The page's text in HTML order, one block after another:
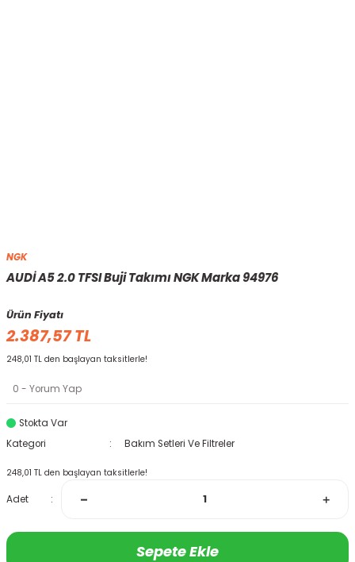
NGK
AUDİ A5 2.0 TFSI Buji Takımı NGK Marka 94976
Ürün Fiyatı
2.387,57 TL
248,01 TL den başlayan taksitlerle!
0 - Yorum Yap
Stokta Var
Kategori
Bakım Setleri Ve Filtreler
248,01 TL den başlayan taksitlerle!
Adet
Sepete Ekle